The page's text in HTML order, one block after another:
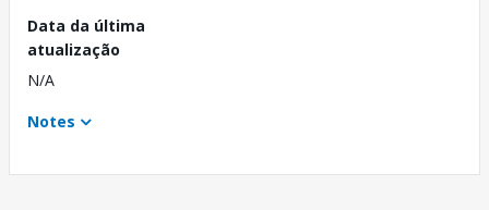
Data da última
atualização
N/A
Notes